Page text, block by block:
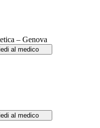
– Genova
al medico
al medico